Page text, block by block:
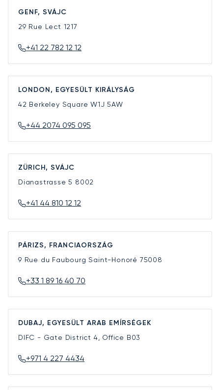
GENF, SVÁJC
29 Rue Lect 1217
+41 22 782 12 12
LONDON, EGYESÜLT KIRÁLYSÁG
42 Berkeley SquareW1J 5AW
+44 2074 095 095
ZÜRICH, SVÁJC
Dianastrasse 5 8002
+41 44 810 12 12
PÁRIZS, FRANCIAORSZÁG
9 Rue du Faubourg Saint-Honoré 75008
+33 1 89 16 40 70
DUBAJ, EGYESÜLT ARAB EMÍRSÉGEK
DIFC - Gate District 4, Office B03
+971 4 227 4434